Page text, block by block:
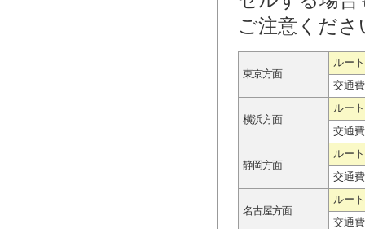
ご注意くださ
東京方面
ルート
交通
横浜方面
ルート
交通
静岡方面
ルート
交通
名古屋方面
ルート
交通